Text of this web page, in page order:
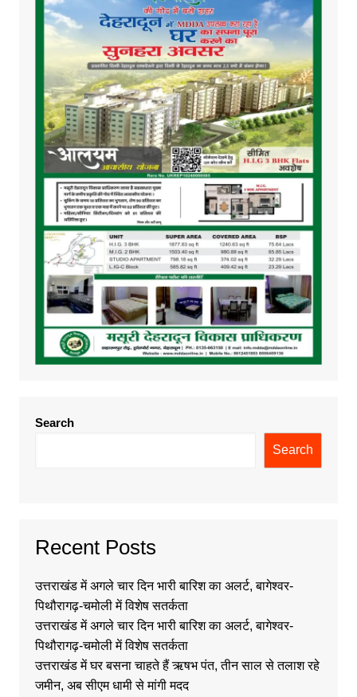
Search
Search
Recent Posts
उत्तराखंड में अगले चार दिन भारी बारिश का अलर्ट, बागेश्वर-
पिथौरागढ़-चमोली में विशेष सतर्कता
उत्तराखंड में अगले चार दिन भारी बारिश का अलर्ट, बागेश्वर-
पिथौरागढ़-चमोली में विशेष सतर्कता
उत्तराखंड में घर बसना चाहते हैं ऋषभ पंत, तीन साल से तलाश रहे
जमीन, अब सीएम धामी से मांगी मदद